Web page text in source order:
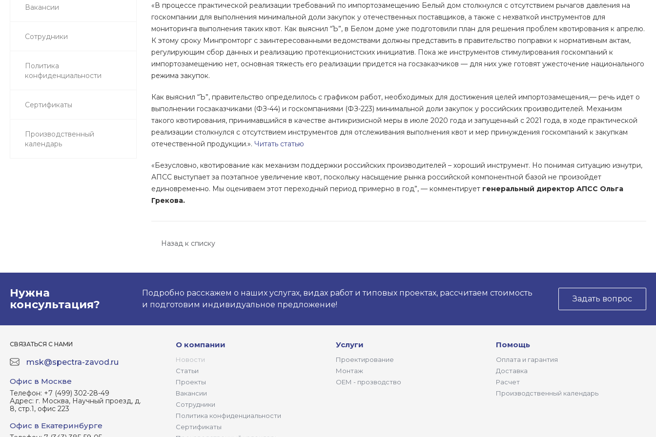
г. Челябинск, ул.
помещение 3
Пн-Пт: 9:00-18:00 Cб-Вс:
Выходной
tdmvp@mail.ru
+7 (495) 789-22-12
Выходной
msk@spectra-zavod.ru
+7 (391) 228-74-22
г. Красноярск, ул.
info@spectra-zavod.ru
Вакансии
Сотрудники
Политика
конфиденциальности
Сертификаты
Производственный
календарь
«В процессе практической реализации требований по импортозамещению Белый дом столкнулся с отсутствием рычагов давления на
госкомпании для выполнения минимальной доли закупок у отечественных поставщиков, а также с нехваткой инструментов для
мониторинга выполнения таких квот. Как выяснил “Ъ”, в Белом доме уже подготовили план для решения проблем квотирования к апрелю.
К этому сроку Минпромторг с заинтересованными ведомствами должны представить в правительство поправки к нормативным актам,
регулирующим сбор данных и реализацию протекционистских инициатив. Пока же инструментов стимулирования госкомпаний к
импортозамещению нет, основная тяжесть его реализации придется на госзаказчиков — для них уже готовят ужесточение национального
режима закупок.
Как выяснил “Ъ”, правительство определилось с графиком работ, необходимых для достижения целей импортозамещения,— речь идет о
выполнении госзаказчиками (ФЗ-44) и госкомпаниями (ФЗ-223) минимальной доли закупок у российских производителей. Механизм
такого квотирования, принимавшийся в качестве антикризисной меры в июле 2020 года и запущенный с 2021 года, в ходе практической
реализации столкнулся с отсутствием инструментов для отслеживания выполнения квот и мер принуждения госкомпаний к закупкам
отечественной продукции.». Читать статью
«Безусловно, квотирование как механизм поддержки российских производителей – хороший инструмент. Но понимая ситуацию изнутри,
АПСС выступает за поэтапное увеличение квот, поскольку насыщение рынка российской компонентной базой не произойдет
единовременно. Мы оцениваем этот переходный период примерно в год”, — комментирует генеральный директор АПСС Ольга
Грекова.
Назад к списку
Нужна
консультация?
Подробно расскажем о наших услугах, видах работ и типовых проектах, рассчитаем стоимость
и подготовим индивидуальное предложение!
Задать вопрос
СВЯЗАТЬСЯ С НАМИ
msk@spectra-zavod.ru
Офис в Москве
Телефон: +7 (499) 302-28-49
Адрес: г. Москва, Научный проезд, д.
8, стр.1, офис 223
Офис в Екатеринбурге
О компании
Новости
Статьи
Проекты
Вакансии
Сотрудники
Политика конфиденциальности
Сертификаты
Услуги
Проектирование
Монтаж
ОЕМ - прозводство
Помощь
Оплата и гарантия
Доставка
Расчет
Производственный календарь